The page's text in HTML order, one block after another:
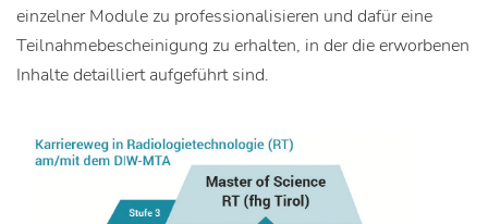
einzelner Module zu professionalisieren und dafür eine
Teilnahmebescheinigung zu erhalten, in der die erworbenen
Inhalte detailliert aufgeführt sind.